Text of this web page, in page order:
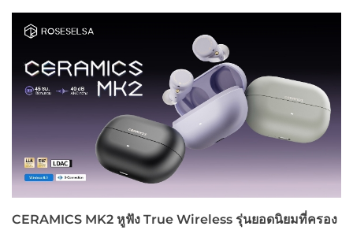
CERAMICS MK2 หูฟัง True Wireless รุ่นยอดนิยมที่ครอง